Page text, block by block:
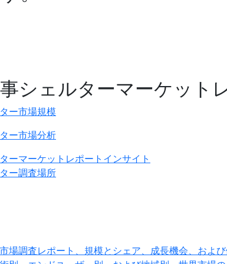
シェルターマーケット
ー市場規模
ー市場分析
ーマーケットレポートインサイト
ー調査場所
場調査レポート、規模とシェア、成長機会、およ